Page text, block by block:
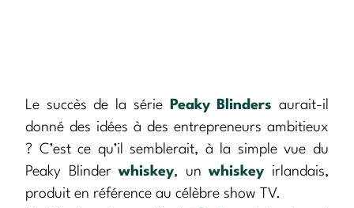
Le succès de la série Peaky Blinders aurait-il
donné des idées à des entrepreneurs ambitieux
? C’est ce qu’il semblerait, à la simple vue du
Peaky Blinderwhiskey, unwhiskey irlandais,
produit en référence au célèbre show TV.